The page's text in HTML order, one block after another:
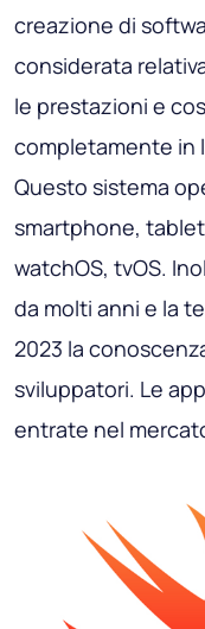
creazione di
considerata
le prestazioni e
completamente in
Questo sistema
smartphone,
watchOS, tvOS.
da molti anni e la
2023 la
sviluppatori. Le
entrate nel